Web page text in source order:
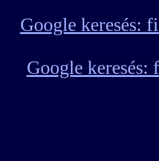
Google keresés:
Google